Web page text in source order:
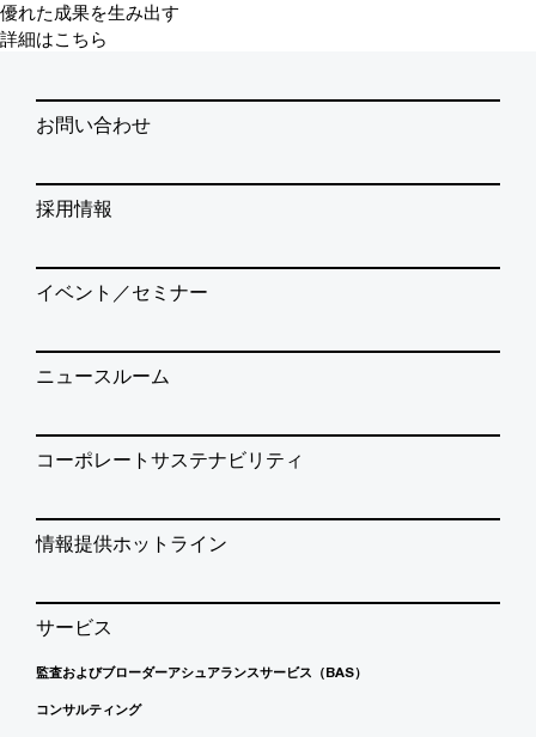
優れた成果を生み出す
詳細はこちら
お問い合わせ
採用情報
イベント／セミナー
ニュースルーム
コーポレートサステナビリティ
情報提供ホットライン
サービス
監査およびブローダーアシュアランスサービス（BAS）
コンサルティング